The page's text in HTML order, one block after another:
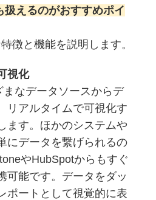
扱えるのがおすすめポイ
徴と機能を説明します。
視化
まなデータソースからデ
リアルタイムで可視化す
ます。ほかのシステムや
にデータを繋げられるの
やHubSpotからもすぐ
可能です。データをダッ
ポートとして視覚的に表